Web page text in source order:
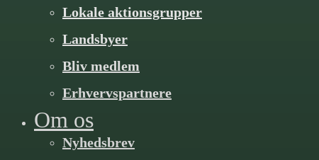
Lokale aktionsgrupper
Landsbyer
Bliv medlem
Erhvervspartnere
Om os
Nyhedsbrev